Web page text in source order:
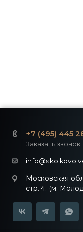
+7 (495) 445
Заказать звонок
Московская
стр. 4. (м.